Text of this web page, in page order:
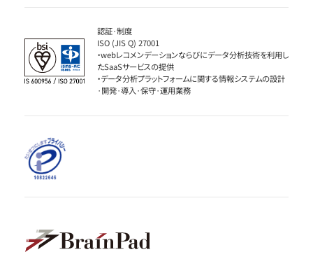
認証·制度
ISO (JIS Q) 27001
・webレコメンデーションならびにデータ分析技術を利用し
たSaaSサービスの提供
・データ分析プラットフォームに関する情報システムの設計
·開発·導入·保守·運用業務